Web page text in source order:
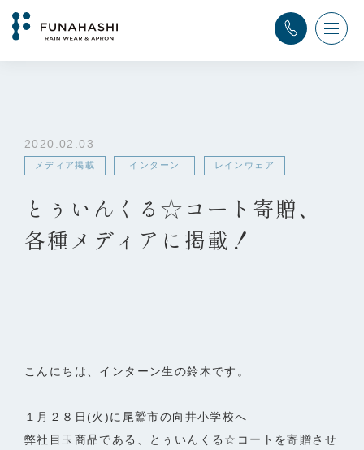
TOP レインウェア>
とぅいんくる☆コート寄贈、各種メディアに掲載！
2020.02.03
メディア掲載 インターン レインウェア
とぅいんくる☆コート寄贈、
各種メディアに掲載！
こんにちは、インターン生の鈴木です。
１月２８日(火)に尾鷲市の向井小学校へ
弊社目玉商品である、とぅいんくる☆コートを寄贈させ